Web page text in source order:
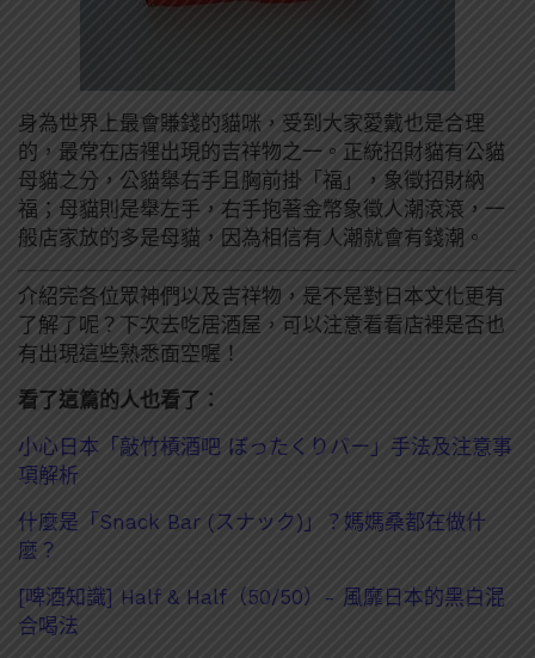
身為世界上最會賺錢的貓咪，受到大家愛戴也是合理
的，最常在店裡出現的吉祥物之一。正統招財貓有公貓
母貓之分，公貓舉右手且胸前掛「福」，象徵招財納
福；母貓則是舉左手，右手抱著金幣象徵人潮滾滾，一
般店家放的多是母貓，因為相信有人潮就會有錢潮。
介紹完各位眾神們以及吉祥物，是不是對日本文化更有
了解了呢？下次去吃居酒屋，可以注意看看店裡是否也
有出現這些熟悉面空喔！
看了這篇的人也看了：
小心日本「敲竹槓酒吧 ぼったくりバー」手法及注意事
項解析
什麼是「Snack Bar (スナック)」？媽媽桑都在做什
麼？
[啤酒知識] Half & Half（50/50）- 風靡日本的黑白混
合喝法